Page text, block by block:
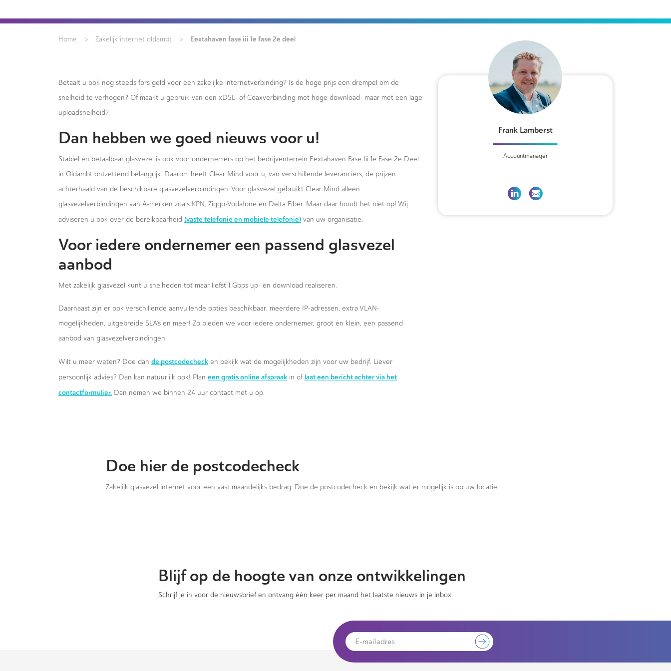
Home > Zakelijk internet oldambt > Eextahaven fase iii 1e fase 2e deel
Betaalt u ook nog steeds fors geld voor een zakelijke internetverbinding? Is de hoge prijs een drempel om de
snelheid te verhogen? Of maakt u gebruik van een xDSL- of Coaxverbinding met hoge download- maar met een lage
uploadsnelheid?
Dan hebben we goed nieuws voor u!
Stabiel en betaalbaar glasvezel is ook voor ondernemers op het bedrijventerrein Eextahaven Fase Iii 1e Fase 2e Deel
in Oldambt ontzettend belangrijk. Daarom heeft Clear Mind voor u, van verschillende leveranciers, de prijzen
achterhaald van de beschikbare glasvezelverbindingen. Voor glasvezel gebruikt Clear Mind alleen
glasvezelverbindingen van A-merken zoals KPN, Ziggo-Vodafone en Delta Fiber. Maar daar houdt het niet op! Wij
adviseren u ook over de bereikbaarheid (vaste telefonie en mobiele telefonie) van uw organisatie.
Voor iedere ondernemer een passend glasvezel
aanbod
Met zakelijk glasvezel kunt u snelheden tot maar liefst 1 Gbps up- en download realiseren.
Daarnaast zijn er ook verschillende aanvullende opties beschikbaar; meerdere IP-adressen, extra VLAN-
mogelijkheden, uitgebreide SLA’s en meer! Zo bieden we voor iedere ondernemer, groot én klein, een passend
aanbod van glasvezelverbindingen.
Wilt u meer weten? Doe dan de postcodecheck en bekijk wat de mogelijkheden zijn voor uw bedrijf. Liever
persoonlijk advies? Dan kan natuurlijk ook! Plan een gratis online afspraak in of laat een bericht achter via het
contactformulier. Dan nemen we binnen 24 uur contact met u op.
Frank Lamberst
Accountmanager
Doe hier de postcodecheck
Zakelijk glasvezel internet voor een vast maandelijks bedrag. Doe de postcodecheck en bekijk wat er mogelijk is op uw locatie.
Blijf op de hoogte van onze ontwikkelingen
Schrijf je in voor de nieuwsbrief en ontvang één keer per maand het laatste nieuws in je inbox.